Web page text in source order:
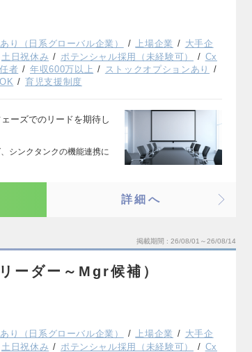
り（日系グローバル企業） 上場企業
大手企
土日祝休み ポテンシャル採用（未経験可）
Cx
者 年収600万以上
ストックオプションあり
育児支援制度
ーズでのリードを期待し
シンクタンクの機能連携に
詳細へ
掲載期間 26/08/01～26/08/14
ーダー～Mgr候補）
り（日系グローバル企業） 上場企業
大手企
土日祝休み ポテンシャル採用（未経験可） Cx